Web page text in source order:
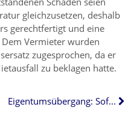
gleichzusetzen, deshalb
gerechtfertigt und eine
Vermieter wurden
zugesprochen, da er
zu beklagen hatte.
Eigentumsübergang: Sofort dem Bezirksschornsteinfeger melden